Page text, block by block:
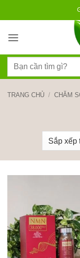
dung
Tìm
TRANG CHỦ / CHĂM